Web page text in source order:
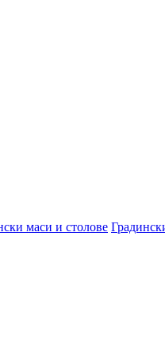
маси и столове